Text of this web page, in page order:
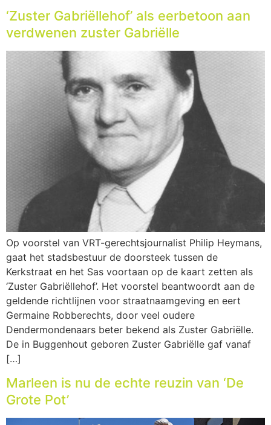
‘Zuster Gabriëllehof’ als eerbetoon aan
verdwenen zuster Gabriëlle
Op voorstel van VRT-gerechtsjournalist Philip Heymans,
gaat het stadsbestuur de doorsteek tussen de
Kerkstraat en het Sas voortaan op de kaart zetten als
‘Zuster Gabriëllehof’. Het voorstel beantwoordt aan de
geldende richtlijnen voor straatnaamgeving en eert
Germaine Robberechts, door veel oudere
Dendermondenaars beter bekend als Zuster Gabriëlle.
De in Buggenhout geboren Zuster Gabriëlle gaf vanaf
[…]
Marleen is nu de echte reuzin van ‘De
Grote Pot’